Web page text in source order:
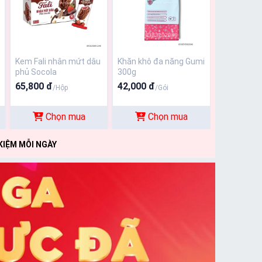
Kem Fali nhân mứt dâu
phủ Socola
65,800 đ/Hộp
Chọn mua
Khăn khô đa năng Gumi
300g
42,000 đ/Gói
Chọn mua
MỖI NGÀY